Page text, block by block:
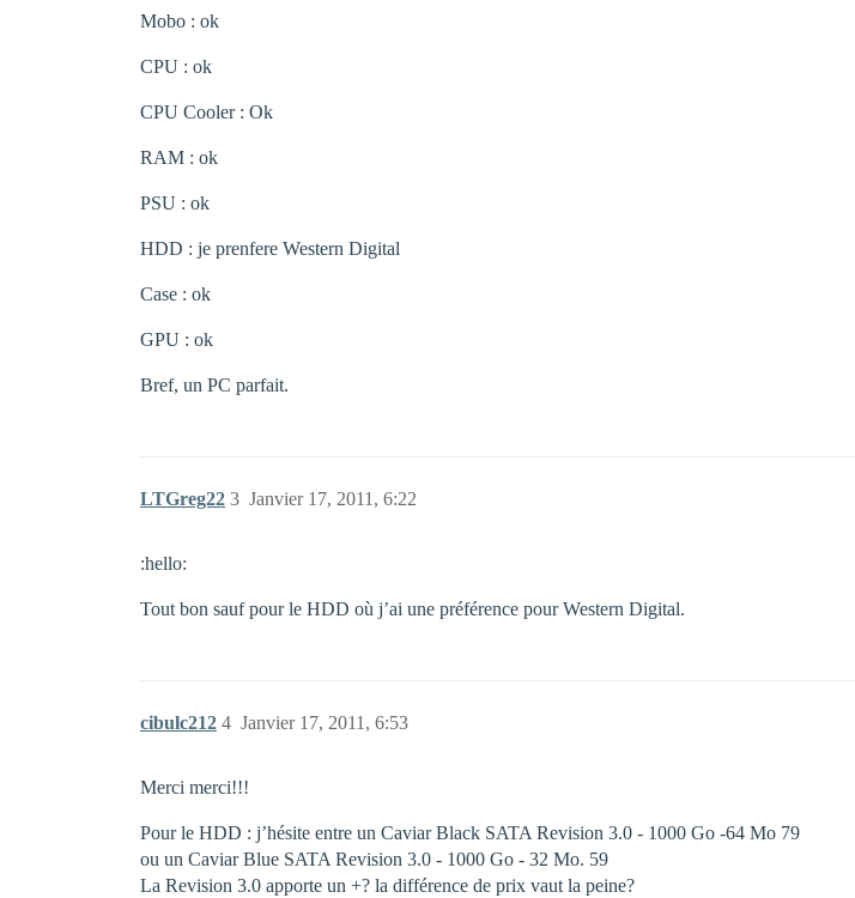
Mobo : ok
CPU : ok
CPU Cooler : Ok
RAM : ok
PSU : ok
HDD : je prenfere Western Digital
Case : ok
GPU : ok
Bref, un PC parfait.
LTGreg22 Janvier 17, 2011, 6:22
3
:hello:
Tout bon sauf pour le HDD où j’ai une préférence pour Western Digital.
cibulc212 Janvier 17, 2011, 6:53
4
Merci merci!!!
Pour le HDD : j’hésite entre un Caviar Black SATA Revision 3.0 - 1000 Go -64 Mo 79
ou un Caviar Blue SATA Revision 3.0 - 1000 Go - 32 Mo. 59
La Revision 3.0 apporte un +? la différence de prix vaut la peine?